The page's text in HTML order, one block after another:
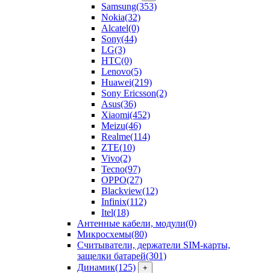
Samsung(353)
Nokia(32)
Alcatel(0)
Sony(44)
LG(3)
HTC(0)
Lenovo(5)
Huawei(219)
Sony Ericsson(2)
Asus(36)
Xiaomi(452)
Meizu(46)
Realme(114)
ZTE(10)
Vivo(2)
Tecno(97)
OPPO(27)
Blackview(12)
Infinix(112)
Itel(18)
Антенные кабели, модули(0)
Микросхемы(80)
Считыватели, держатели SIM-карты,
защелки батарей(301)
Динамик(125) +